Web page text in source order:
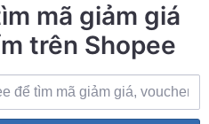
mã giảm giá
trên Shopee